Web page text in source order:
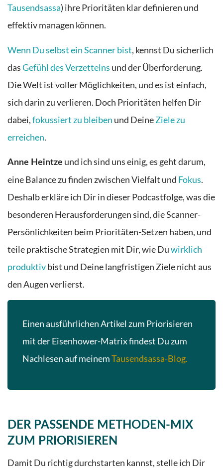
Tausendsassa) ihre Prioritäten klar definieren und
effektiv managen können.
Wenn Du selbst ein Scanner bist, kennst Du sicherlich
dasGefühl des Verzettelns und der Überforderung.
Die Welt ist voller Möglichkeiten, und es ist einfach,
sich darin zu verlieren. Doch Prioritäten helfen Dir
dabei,fokussiert zu bleiben und DeineZiele zu
erreichen.
Anne Heintze und ich sind uns einig, es geht darum,
eine Balance zu finden zwischen Vielfalt und Fokus.
Deshalb erkläre ich Dir in dieser Podcastfolge, was die
besonderen Herausforderungen sind, die Scanner-
Persönlichkeiten beim Prioritäten-Setzen haben, und
teile praktische Strategien mit Dir, wie Duwirklich
produktivbist und Deine langfristigen Ziele nicht aus
den Augen verlierst.
Einen ausführlichen Artikel zum Priorisieren
mit der Eisenhower-Matrix findest Du zum
Nachlesen auf meinemTausendsassa-Blog.
DER PASSENDE METHODEN-MIX
ZUM PRIORISIEREN
Damit Du richtig durchstarten kannst, stelle ich Dir